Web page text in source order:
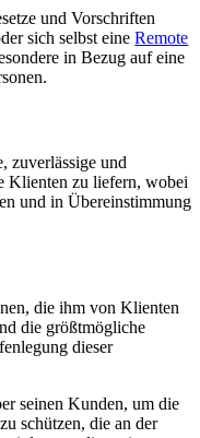
und Vorschriften
sich selbst eineRemote
in Bezug auf eine
zuverlässige und
Klienten zu liefern, wobei
und in Übereinstimmung
die ihm von Klienten
die größtmögliche
dieser
seinen Kunden, um die
schützen, die an der